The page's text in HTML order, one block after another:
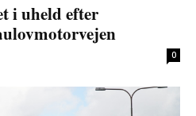
i uheld efter
0